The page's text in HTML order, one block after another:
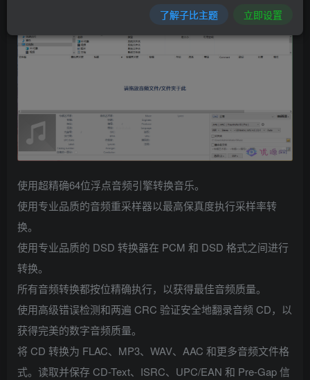
使用超精确64位浮点音频引擎转换音乐。
使用专业品质的音频重采样器以最高保真度执行采样率转
换。
使用专业品质的 DSD 转换器在 PCM 和 DSD 格式之间进行
转换。
所有音频转换都按位精确执行，以获得最佳音频质量。
使用高级错误检测和两遍 CRC 验证安全地翻录音频 CD，以
获得完美的数字音频质量。
将 CD 转换为 FLAC、MP3、WAV、AAC 和更多音频文件格
式。读取并保存 CD-Text、ISRC、UPC/EAN 和 Pre-Gap 信
了解子比主题 立即设置